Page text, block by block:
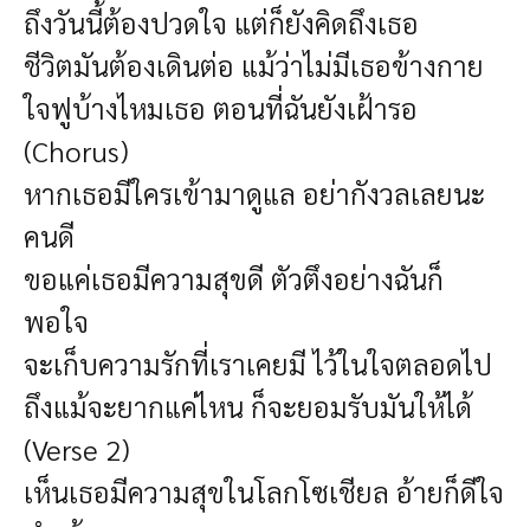
ถึงวันนี้ต้องปวดใจ แต่ก็ยังคิดถึงเธอ
ชีวิตมันต้องเดินต่อ แม้ว่าไม่มีเธอข้างกาย
ใจฟูบ้างไหมเธอ ตอนที่ฉันยังเฝ้ารอ
(Chorus)
หากเธอมีใครเข้ามาดูแล อย่ากังวลเลยนะ
คนดี
ขอแค่เธอมีความสุขดี ตัวตึงอย่างฉันก็
พอใจ
จะเก็บความรักที่เราเคยมี ไว้ในใจตลอดไป
ถึงแม้จะยากแค่ไหน ก็จะยอมรับมันให้ได้
(Verse 2)
เห็นเธอมีความสุขในโลกโซเชียล อ้ายก็ดีใจ